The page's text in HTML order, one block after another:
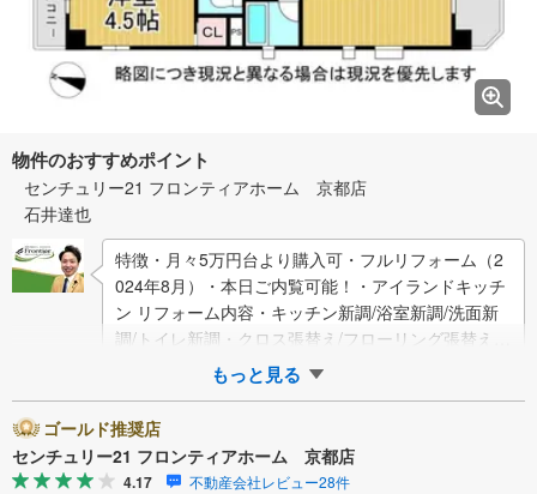
物件のおすすめポイント
センチュリー21 フロンティアホーム 京都店
石井達也
特徴・月々5万円台より購入可・フルリフォーム（2
024年8月）・本日ご内覧可能！・アイランドキッチ
ン リフォーム内容・キッチン新調/浴室新調/洗面新
調/トイレ新調・クロス張替え/フローリング張替え・
間取り変更 立地・莵道第二小学校…
もっと見る
ゴールド推奨店
センチュリー21 フロンティアホーム 京都店
4.17 不動産会社レビュー28件